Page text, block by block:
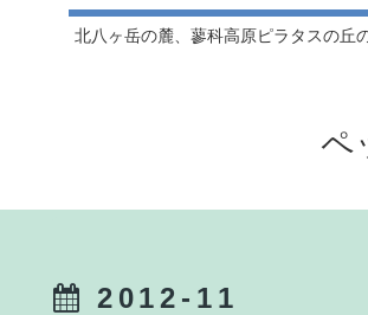
北八ヶ岳の麓、蓼科高原ピラタスの丘
ペ
2012-11